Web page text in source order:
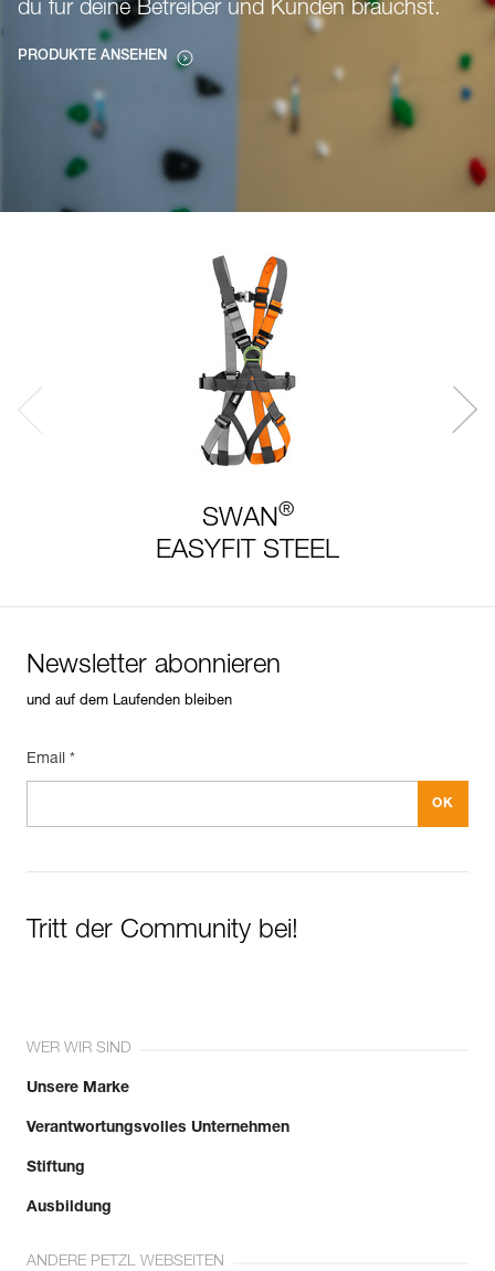
du für deine Betreiber und Kunden brauchst.
PRODUKTE ANSEHEN
SWAN®
EASYFIT STEEL
Newsletter abonnieren
und auf dem Laufenden bleiben
Email *
Tritt der Community bei!
WER WIR SIND
Unsere Marke
Verantwortungsvolles Unternehmen
Stiftung
Ausbildung
ANDERE PETZL WEBSEITEN